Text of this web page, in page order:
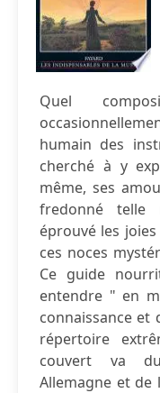
Quel
humain des
cherché à y
même, ses
fredonné telle
éprouvé les
ces noces
Ce guide
entendre " en
connaissance et
répertoire
couvert va
Allemagne et de